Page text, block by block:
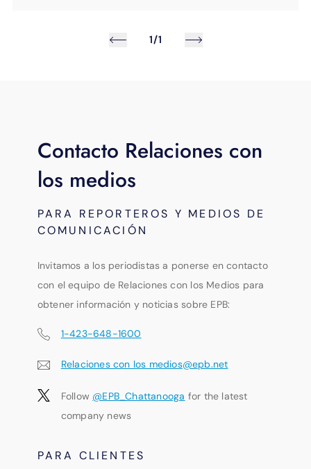
1/1
Contacto Relaciones con
los medios
PARA REPORTEROS Y MEDIOS DE
COMUNICACIÓN
Invitamos a los periodistas a ponerse en contacto
con el equipo de Relaciones con los Medios para
obtener información y noticias sobre EPB:
1-423-648-1600
Relaciones con los medios@epb.net
Follow @EPB_Chattanooga for the latest
company news
PARA CLIENTES